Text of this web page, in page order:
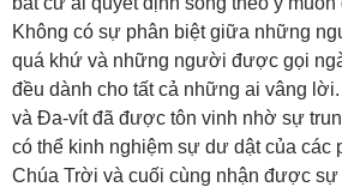
Không có sự phân biệt giữa những
quá khứ và những người được gọi
đều dành cho tất cả những ai vâng
và Đa-vít đã được tôn vinh nhờ sự
có thể kinh nghiệm sự dư dật của
Chúa Trời và cuối cùng nhận được